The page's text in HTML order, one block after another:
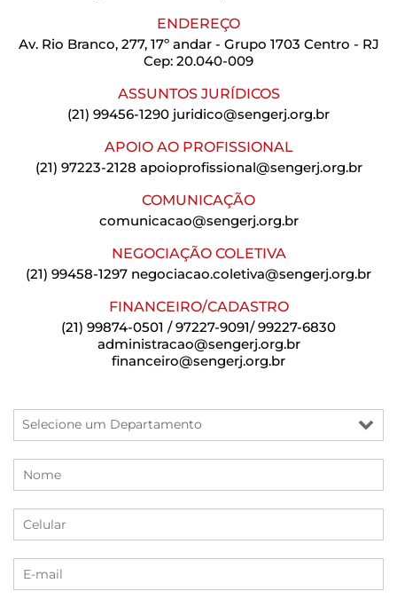
ENDEREÇO
Av. Rio Branco, 277, 17º andar - Grupo 1703 Centro - RJ
Cep: 20.040-009
ASSUNTOS JURÍDICOS
(21) 99456-1290 juridico@sengerj.org.br
APOIO AO PROFISSIONAL
(21) 97223-2128 apoioprofissional@sengerj.org.br
COMUNICAÇÃO
comunicacao@sengerj.org.br
NEGOCIAÇÃO COLETIVA
(21) 99458-1297 negociacao.coletiva@sengerj.org.br
FINANCEIRO/CADASTRO
(21) 99874-0501 / 97227-9091/ 99227-6830
administracao@sengerj.org.br
financeiro@sengerj.org.br